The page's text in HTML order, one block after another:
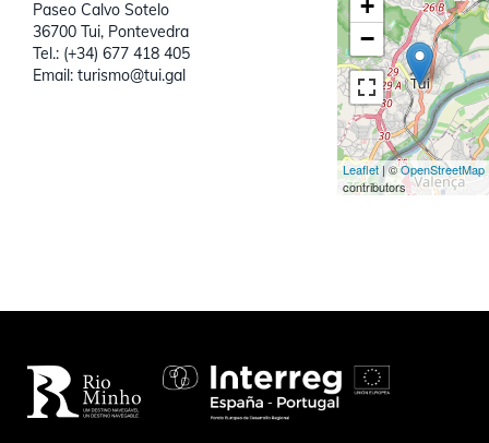
Paseo Calvo Sotelo
36700 Tui, Pontevedra
Tel.: (+34) 677 418 405
Email: turismo@tui.gal
+
−
Leaflet| ©OpenStreetMap
contributors